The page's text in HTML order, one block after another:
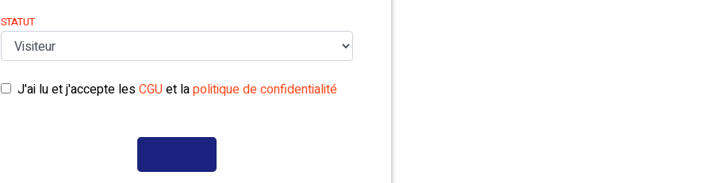
STATUT
J'ai lu et j'accepte lesCGUet lapolitique de confidentialité